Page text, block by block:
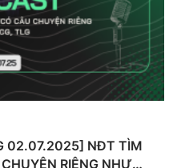
02.07.2025] NĐT TÌM
RIÊNG NHƯ